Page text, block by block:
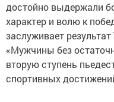
достойно выдержали
характер и волю к
заслуживает
«Мужчины без
вторую ступень
спортивных